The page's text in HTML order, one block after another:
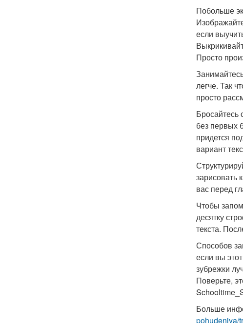
Побольше
если
Просто
легче. Так
просто
Бросайтесь
без первых
придется
вариант
зарисовать
вас перед
Чтобы
десятку
текста.
Способов
если вы
зубрежки
Поверьте,
Больше
pohudeniya/